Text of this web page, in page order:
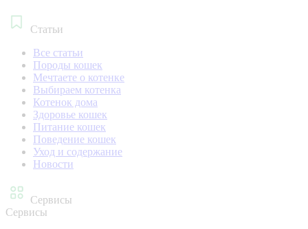
Статьи
Все статьи
Породы кошек
Мечтаете о котенке
Выбираем котенка
Котенок дома
Здоровье кошек
Питание кошек
Поведение кошек
Уход и содержание
Новости
Сервисы
Сервисы